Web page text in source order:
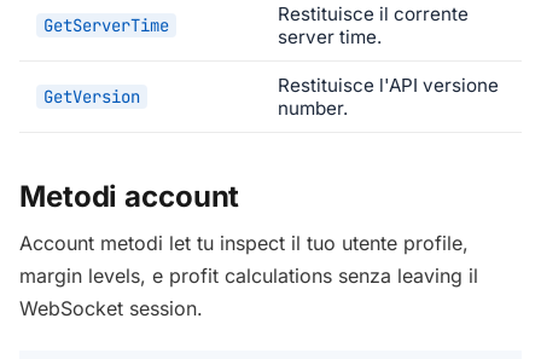
GetServerTime
Restituisce il corrente
server time.
GetVersion
Restituisce l'API versione
number.
Metodi account
Account metodi let tu inspect il tuo utente profile,
margin levels, e profit calculations senza leaving il
WebSocket session.